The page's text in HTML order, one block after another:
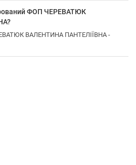
ФОП ЧЕРЕВАТЮК
ВАЛЕНТИНА ПАНТЕЛІЇВНА -